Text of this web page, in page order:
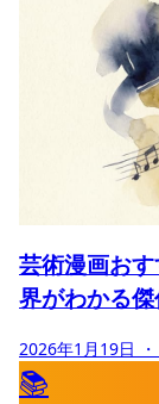
芸術漫画お
界がわかる傑
2026年1月19日
📚